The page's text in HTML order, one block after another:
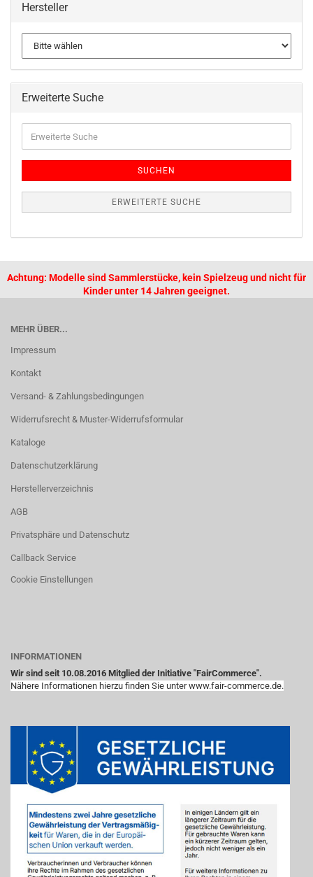
Hersteller
Erweiterte Suche
SUCHEN
ERWEITERTE SUCHE
Achtung: Modelle sind Sammlerstücke, kein Spielzeug und nicht für
Kinder unter 14 Jahren geeignet.
MEHR ÜBER...
Impressum
Kontakt
Versand- & Zahlungsbedingungen
Widerrufsrecht & Muster-Widerrufsformular
Kataloge
Datenschutzerklärung
Herstellerverzeichnis
AGB
Privatsphäre und Datenschutz
Callback Service
Cookie Einstellungen
INFORMATIONEN
Wir sind seit 10.08.2016 Mitglied der Initiative "FairCommerce".
Nähere Informationen hierzu finden Sie unter www.fair-commerce.de.